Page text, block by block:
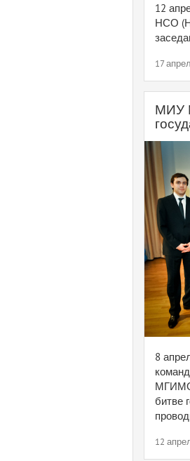
12
НСО
17
МИУ
8
МГИМО
битве
12